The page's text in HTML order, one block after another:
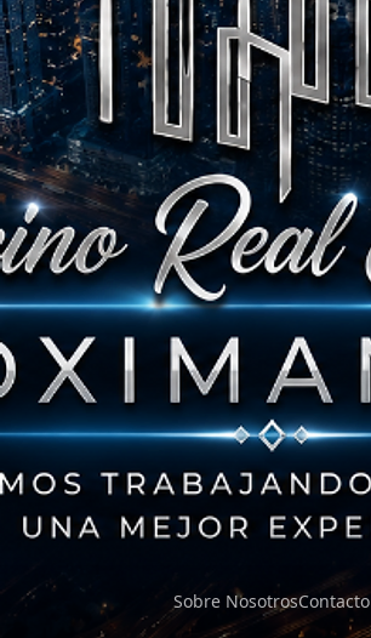
Sobre NosotrosContacto